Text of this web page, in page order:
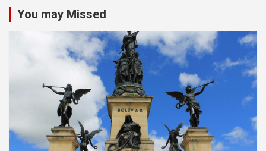
You may Missed